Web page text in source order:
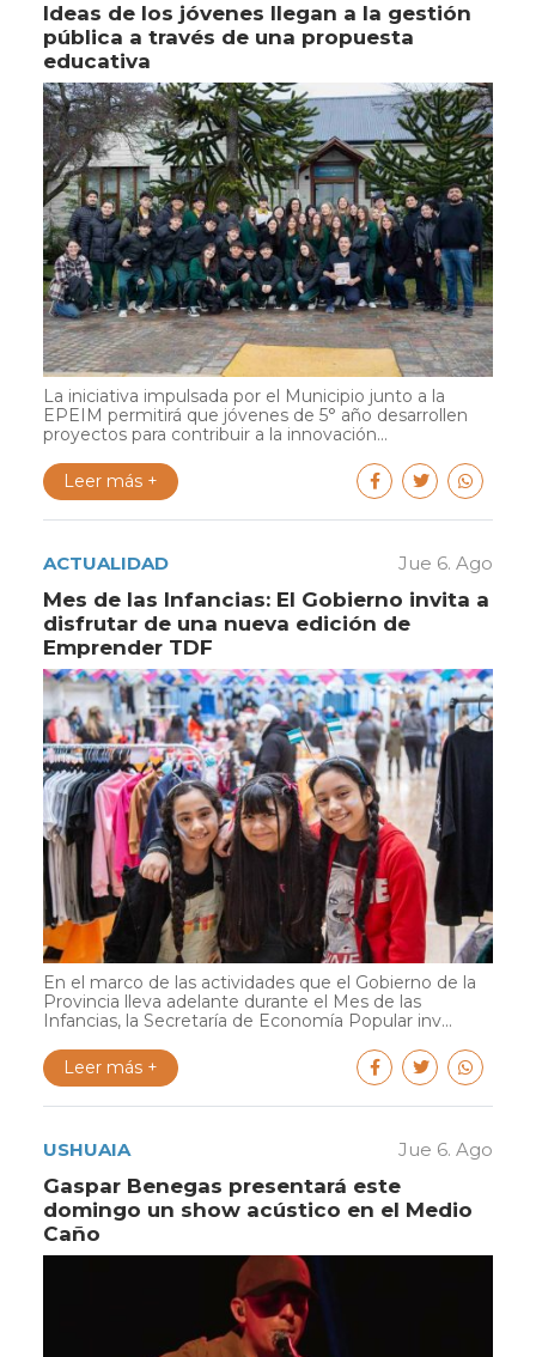
Ideas de los jóvenes llegan a la gestión
pública a través de una propuesta
educativa
La iniciativa impulsada por el Municipio junto a la
EPEIM permitirá que jóvenes de 5° año desarrollen
proyectos para contribuir a la innovación...
Leer más +
ACTUALIDAD Jue 6. Ago
Mes de las Infancias: El Gobierno invita a
disfrutar de una nueva edición de
Emprender TDF
En el marco de las actividades que el Gobierno de la
Provincia lleva adelante durante el Mes de las
Infancias, la Secretaría de Economía Popular inv...
Leer más +
USHUAIA Jue 6. Ago
Gaspar Benegas presentará este
domingo un show acústico en el Medio
Caño